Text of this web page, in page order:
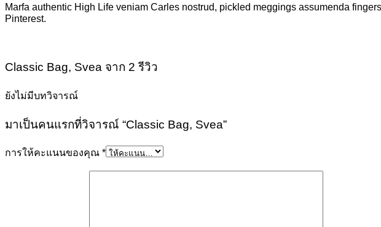
Marfa authentic High Life veniam Carles nostrud, pickled meggings assumenda
Pinterest.
Classic Bag, Svea จาก 2 รีวิว
ยังไม่มีบทวิจารณ์
มาเป็นคนแรกที่วิจารณ์ “Classic Bag, Svea”
การให้คะแนนของคุณ *